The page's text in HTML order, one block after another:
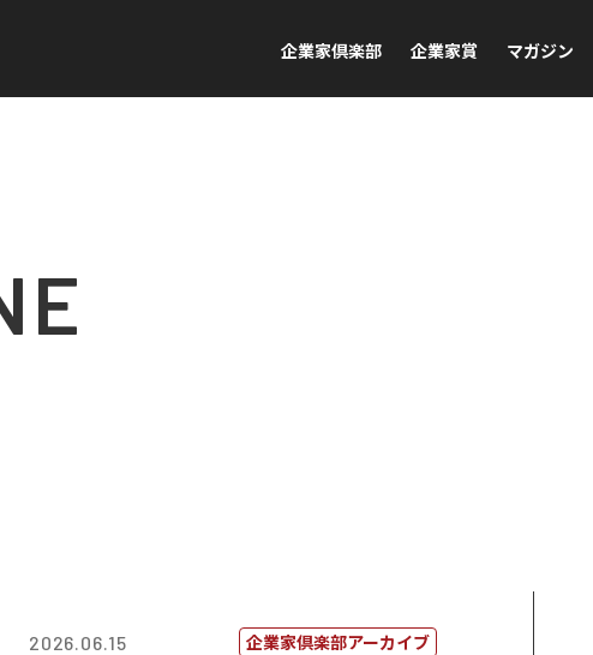
企業家倶楽部 企業家賞 マガジン
2026.06.15 企業家倶楽部アーカイブ